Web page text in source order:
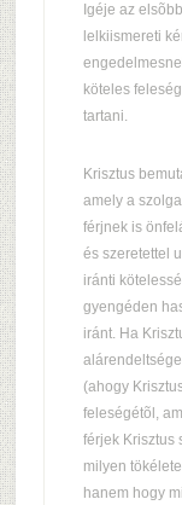
Igéje az
lelkiismereti
köteles
tartani.
Krisztus
amely a
férjnek is
és szeretettel
iránti
gyengéden
iránt. Ha
(ahogy
feleségétõl,
férjek Krisztus
milyen
hanem hogy